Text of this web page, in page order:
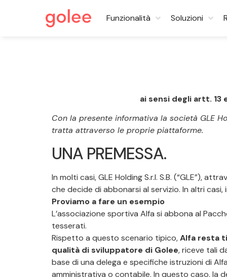
Funzionalità Soluzioni
ai sensi degli artt. 13
Con la presente informativa la società GLE
tratta attraverso le proprie piattaforme.
UNA PREMESSA.
In molti casi, GLE Holding S.r.l. S.B. (“GLE”),
che decide di abbonarsi al servizio. In altri
Proviamo a fare un esempio
L’associazione sportiva Alfa si abbona al
tesserati.
Rispetto a questo scenario tipico,Alfa resta
qualità di sviluppatore di Golee, riceve tali
base di una delega e specifiche istruzioni di
amministrativa o contabile. In questo caso, la